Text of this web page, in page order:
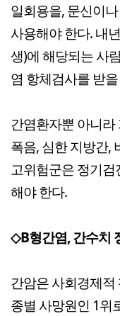
일회용을, 문신이
사용해야 한다. 내
생)에 해당되는 사
염 항체검사를 받
간염환자뿐 아니라
폭음, 심한 지방간,
고위험군은 정기
해야 한다.
◇B형간염, 간수치
간암은 사회경제적
종별 사망원인 1위